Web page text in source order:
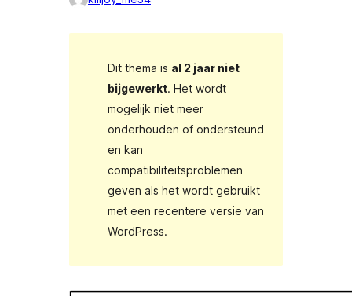
Dit thema is al 2 jaar niet
bijgewerkt. Het wordt
mogelijk niet meer
onderhouden of ondersteund
en kan
compatibiliteitsproblemen
geven als het wordt gebruikt
met een recentere versie van
WordPress.